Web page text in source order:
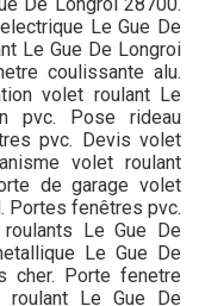
Le Gue De
Le Gue De Longroi
coulissante alu.
volet roulant Le
pvc. Pose rideau
pvc. Devis volet
volet roulant
de garage volet
Portes fenêtres pvc.
Le Gue De
Le Gue De
cher. Porte fenetre
roulant Le Gue De